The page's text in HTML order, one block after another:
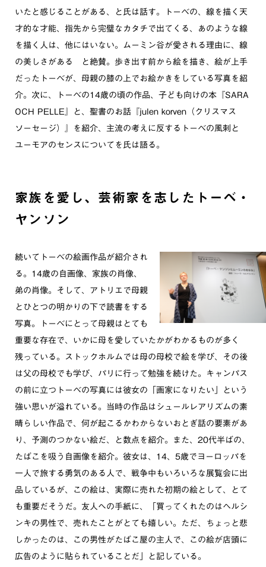
いたと感じることがある、と氏は話す。トーベの、線を描く天
才的な才能、指先から完璧なカタチで出てくる、あのような線
を描く人は、他にはいない。ムーミン谷が愛される理由に、線
の美しさがある と絶賛。歩き出す前から絵を描き、絵が上手
だったトーベが、母親の膝の上でお絵かきをしている写真を紹
介。次に、トーベの14歳の頃の作品、子ども向けの本『SARA
OCH PELLE』と、聖書のお話『julen korven（クリスマス
ソーセージ）』を紹介、主流の考えに反するトーベの風刺と
ユーモアのセンスについてを氏は語る。
家族を愛し、芸術家を志したトーベ・
ヤンソン
続いてトーベの絵画作品が紹介され
る。14歳の自画像、家族の肖像、
弟の肖像。そして、アトリエで母親
とひとつの明かりの下で読書をする
写真。トーベにとって母親はとても
重要な存在で、いかに母を愛していたかがわかるものが多く
残っている。ストックホルムでは母の母校で絵を学び、その後
は父の母校でも学び、パリに行って勉強を続けた。キャンパス
の前に立つトーベの写真には彼女の「画家になりたい」という
強い思いが溢れている。当時の作品はシュールレアリズムの素
晴らしい作品で、何が起こるかわからないおとぎ話の要素があ
り、予測のつかない絵だ、と数点を紹介。また、20代半ばの、
たばこを吸う自画像を紹介。彼女は、14、5歳でヨーロッパを
一人で旅する勇気のある人で、戦争中もいろいろな展覧会に出
品しているが、この絵は、実際に売れた初期の絵として、とて
も重要だそうだ。友人への手紙に、「買ってくれたのはヘルシ
ンキの男性で、売れたことがとても嬉しい。ただ、ちょっと悲
しかったのは、この男性がたばこ屋の主人で、この絵が店頭に
広告のように貼られていることだ」と記している。